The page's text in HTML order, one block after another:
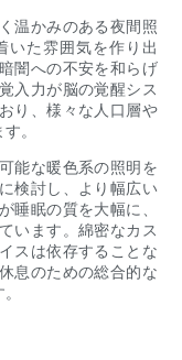
温かみのある夜間照
いた雰囲気を作り出
闇への不安を和らげ
入力が脳の覚醒シス
り、様々な人口層や
。
能な暖色系の照明を
検討し、より幅広い
睡眠の質を大幅に、
います。綿密なカス
スは依存することな
息のための総合的な